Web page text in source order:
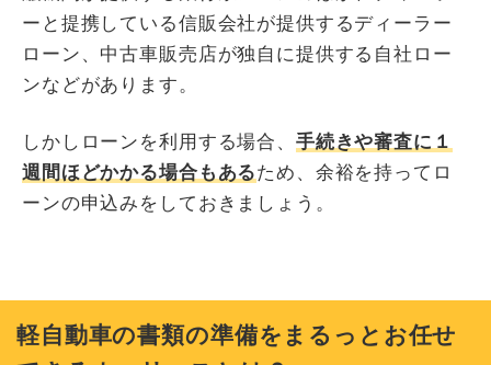
ーと提携している信販会社が提供するディーラー
ローン、中古車販売店が独自に提供する自社ロー
ンなどがあります。
しかしローンを利用する場合、 手続きや審査に１
週間ほどかかる場合もあるため、余裕を持ってロ
ーンの申込みをしておきましょう。
軽自動車の書類の準備をまるっとお任せ